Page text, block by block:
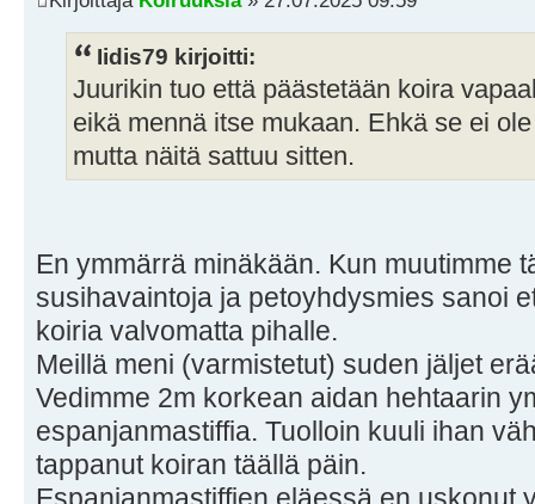
Iidis79 kirjoitti:
Juurikin tuo että päästetään koira
eikä mennä itse mukaan. Ehkä se ei
mutta näitä sattuu sitten.
En ymmärrä minäkään. Kun muutimme
susihavaintoja ja petoyhdysmies sanoi
koiria valvomatta pihalle.
Meillä meni (varmistetut) suden jäljet
Vedimme 2m korkean aidan hehtaarin
espanjanmastiffia. Tuolloin kuuli ihan
tappanut koiran täällä päin.